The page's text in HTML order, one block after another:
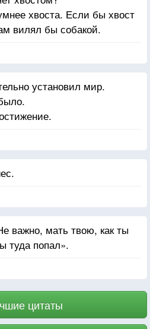
хвоста. Если бы хвост
вилял бы собакой.
установил мир.
важно, мать твою, как ты
туда попал».
цитаты